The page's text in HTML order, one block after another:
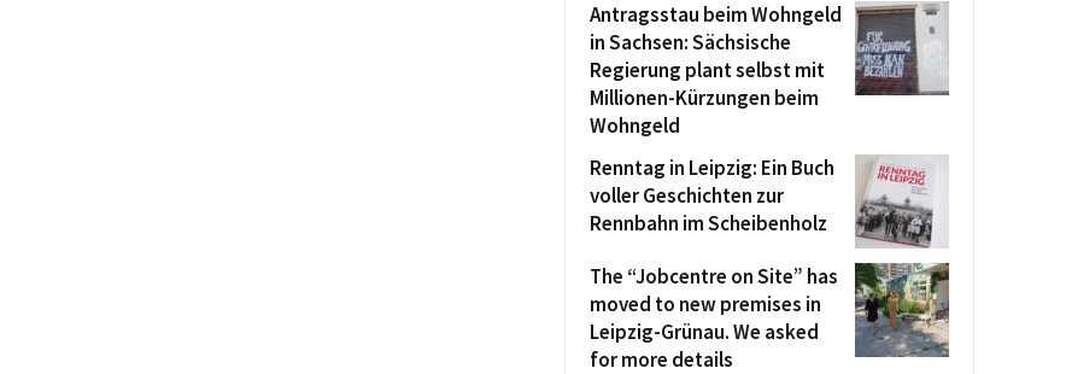
Antragsstau beim Wohngeld
in Sachsen: Sächsische
Regierung plant selbst mit
Millionen-Kürzungen beim
Wohngeld
Renntag in Leipzig: Ein Buch
voller Geschichten zur
Rennbahn im Scheibenholz
The “Jobcentre on Site” has
moved to new premises in
Leipzig-Grünau. We asked
for more details